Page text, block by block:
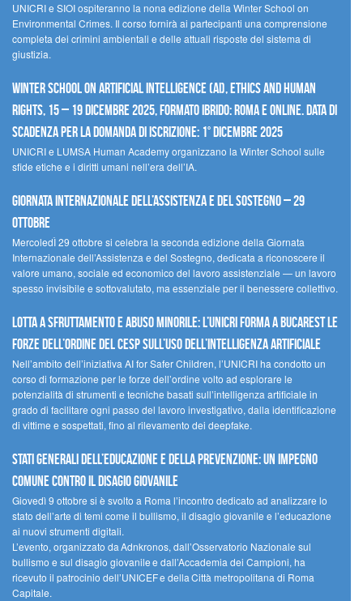
UNICRI e SIOI ospiteranno la nona edizione della Winter School on
Environmental Crimes. Il corso fornirà ai partecipanti una comprensione
completa dei crimini ambientali e delle attuali risposte del sistema di
giustizia.
Winter School on Artificial Intelligence (AI), Ethics and Human
Rights, 15 – 19 dicembre 2025, Formato Ibrido: Roma e online. Data di
scadenza per la domanda di iscrizione: 1° dicembre 2025
UNICRI e LUMSA Human Academy organizzano la Winter School sulle
sfide etiche e i diritti umani nell’era dell’IA.
Giornata internazionale dell’assistenza e del sostegno – 29
ottobre
MercoledÌ 29 ottobre si celebra la seconda edizione della Giornata
Internazionale dell’Assistenza e del Sostegno, dedicata a riconoscere il
valore umano, sociale ed economico del lavoro assistenziale — un lavoro
spesso invisibile e sottovalutato, ma essenziale per il benessere collettivo.
Lotta a sfruttamento e abuso minorile: l’UNICRI forma a Bucarest le
forze dell’ordine del CESP sull’uso dell’Intelligenza Artificiale
Nell’ambito dell’iniziativa AI for Safer Children, l’UNICRI ha condotto un
corso di formazione per le forze dell’ordine volto ad esplorare le
potenzialità di strumenti e tecniche basati sull’intelligenza artificiale in
grado di facilitare ogni passo del lavoro investigativo, dalla identificazione
di vittime e sospettati, fino al rilevamento dei deepfake.
Stati Generali dell’Educazione e della Prevenzione: un impegno
comune contro il disagio giovanile
Giovedì 9 ottobre si è svolto a Roma l’incontro dedicato ad analizzare lo
stato dell’arte di temi come il bullismo, il disagio giovanile e l’educazione
ai nuovi strumenti digitali.
L’evento, organizzato da Adnkronos, dall’Osservatorio Nazionale sul
bullismo e sul disagio giovanile e dall’Accademia dei Campioni, ha
ricevuto il patrocinio dell’UNICEF e della Città metropolitana di Roma
Capitale.